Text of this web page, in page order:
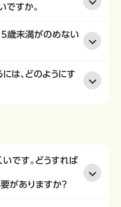
ですか。
5歳未満がのめない
は、どのようにす
です。どうすれば
がありますか？